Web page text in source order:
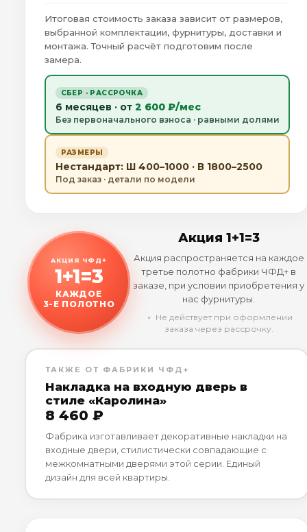
Итоговая стоимость заказа зависит от размеров,
выбранной комплектации, фурнитуры, доставки и
монтажа. Точный расчёт подготовим после
замера.
СБЕР · РАССРОЧКА
6 месяцев · от 2 600 ₽/мес
Без первоначального взноса · равными долями
РАЗМЕРЫ
Нестандарт: Ш 400–1000 · В 1800–2500
Под заказ · детали по модели
АКЦИЯ ЧФД+
1+1=3
КАЖДОЕ
3-Е ПОЛОТНО
Акция 1+1=3
Акция распространяется на каждое
третье полотно фабрики ЧФД+ в
заказе, при условии приобретения у
нас фурнитуры.
﹡ Не действует при оформлении
заказа через рассрочку.
ТАКЖЕ ОТ ФАБРИКИ ЧФД+
Накладка на входную дверь в
стиле «Каролина»
8 460 ₽
Фабрика изготавливает декоративные накладки на
входные двери, стилистически совпадающие с
межкомнатными дверями этой серии. Единый
дизайн для всей квартиры.